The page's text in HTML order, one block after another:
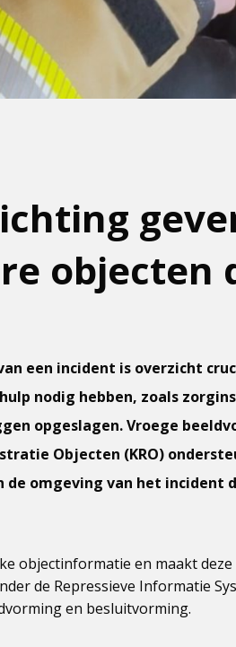
objecten
een incident is overzicht
nodig hebben, zoals
opgeslagen. Vroege
Objecten (KRO)
de omgeving van het
objectinformatie en maakt
de Repressieve Informatie
en besluitvorming.